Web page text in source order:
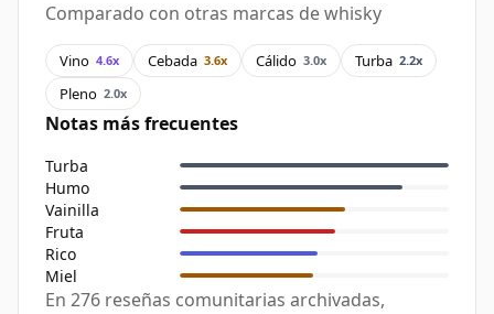
Comparado con otras marcas de whisky
Vino 4.6x Cebada 3.6x Cálido 3.0x Turba 2.2x
Pleno 2.0x
Notas más frecuentes
Turba
Humo
Vainilla
Fruta
Rico
Miel
En 276 reseñas comunitarias archivadas,